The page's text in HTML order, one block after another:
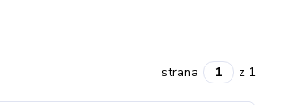
strana z 1